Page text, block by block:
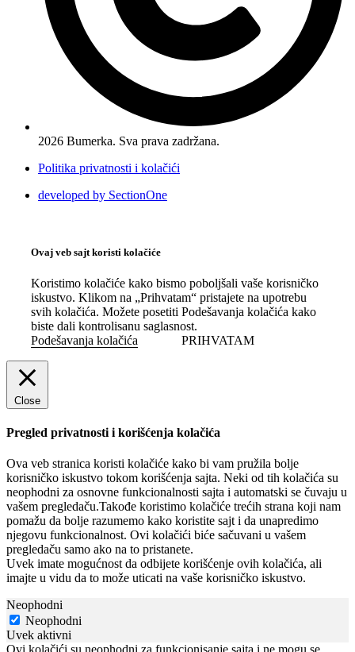
2026 Bumerka. Sva prava zadržana.
Politika privatnosti i kolačići
developed by SectionOne
Ovaj veb sajt koristi kolačiće
Koristimo kolačiće kako bismo poboljšali vaše korisničko
iskustvo. Klikom na „Prihvatam“ pristajete na upotrebu
svih kolačića. Možete posetiti Podešavanja kolačića kako
biste dali kontrolisanu saglasnost.
Podešavanja kolačića
PRIHVATAM
Close
Pregled privatnosti i korišćenja kolačića
Ova veb stranica koristi kolačiće kako bi vam pružila bolje
korisničko iskustvo tokom korišćenja sajta. Neki od tih kolačića su
neophodni za osnovne funkcionalnosti sajta i automatski se čuvaju u
vašem pregledaču.Takođe koristimo kolačiće trećih strana koji nam
pomažu da bolje razumemo kako koristite sajt i da unapredimo
njegovu funkcionalnost. Ovi kolačići biće sačuvani u vašem
pregledaču samo ako na to pristanete.
Uvek imate mogućnost da odbijete korišćenje ovih kolačića, ali
imajte u vidu da to može uticati na vaše korisničko iskustvo.
Neophodni
Neophodni
Uvek aktivni